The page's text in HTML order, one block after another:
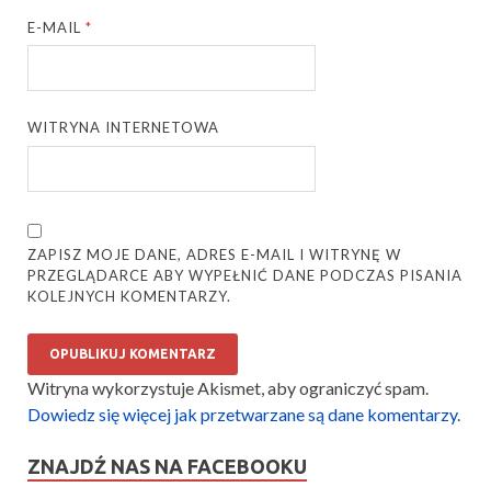
E-MAIL*
WITRYNA INTERNETOWA
ZAPISZ MOJE DANE, ADRES E-MAIL I WITRYNĘ W
PRZEGLĄDARCE ABY WYPEŁNIĆ DANE PODCZAS PISANIA
KOLEJNYCH KOMENTARZY.
Witryna wykorzystuje Akismet, aby ograniczyć spam.
Dowiedz się więcej jak przetwarzane są dane komentarzy.
ZNAJDŹ NAS NA FACEBOOKU